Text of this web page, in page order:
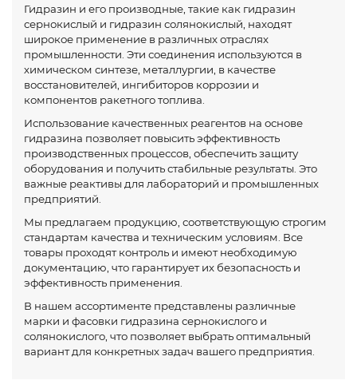
Гидразин и его производные, такие как гидразин
сернокислый и гидразин солянокислый, находят
широкое применение в различных отраслях
промышленности. Эти соединения используются в
химическом синтезе, металлургии, в качестве
восстановителей, ингибиторов коррозии и
компонентов ракетного топлива.
Использование качественных реагентов на основе
гидразина позволяет повысить эффективность
производственных процессов, обеспечить защиту
оборудования и получить стабильные результаты. Это
важные реактивы для лабораторий и промышленных
предприятий.
Мы предлагаем продукцию, соответствующую строгим
стандартам качества и техническим условиям. Все
товары проходят контроль и имеют необходимую
документацию, что гарантирует их безопасность и
эффективность применения.
В нашем ассортименте представлены различные
марки и фасовки гидразина сернокислого и
солянокислого, что позволяет выбрать оптимальный
вариант для конкретных задач вашего предприятия.